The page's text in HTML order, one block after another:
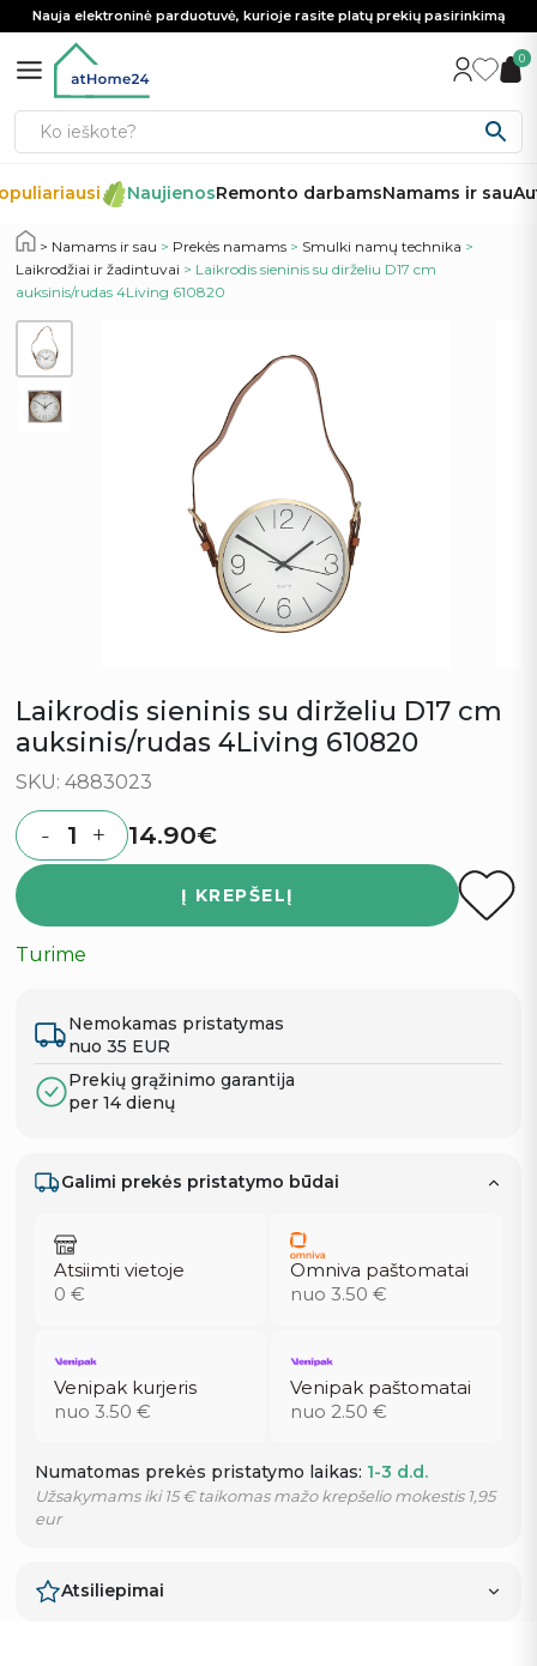
Nauja elektroninė parduotuvė, kurioje rasite platų prekių pasirinkimą
0
NaujienosRemonto darbamsNamams ir sau
Namams ir sau > Prekės namams > Smulki namų technika >
Laikrodžiai ir žadintuvai > Laikrodis sieninis su dirželiu D17 cm
auksinis/rudas 4Living 610820
Laikrodis sieninis su dirželiu D17 cm
auksinis/rudas 4Living 610820
SKU: 4883023
Quantity
- + 14.90€
Į KREPŠELĮ
Turime
Nemokamas pristatymas
nuo 35 EUR
Prekių grąžinimo garantija
per 14 dienų
Galimi prekės pristatymo būdai
Atsiimti vietoje
0 €
Omniva paštomatai
nuo 3.50 €
Venipak kurjeris
nuo 3.50 €
Venipak paštomatai
nuo 2.50 €
Numatomas prekės pristatymo laikas: 1-3 d.d.
Užsakymams iki 15 € taikomas mažo krepšelio mokestis 1,95
eur
Atsiliepimai